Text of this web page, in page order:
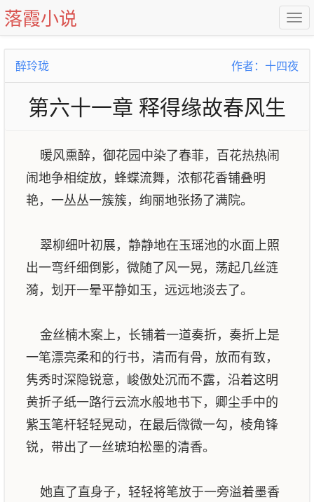
落霞小说
醉玲珑 作者：十四夜
第六十一章 释得缘故春风生
暖风熏醉，御花园中染了春菲，百花热热闹
闹地争相绽放，蜂蝶流舞，浓郁花香铺叠明
艳，一丛丛一簇簇，绚丽地张扬了满院。
翠柳细叶初展，静静地在玉瑶池的水面上照
出一弯纤细倒影，微随了风一晃，荡起几丝涟
漪，划开一晕平静如玉，远远地淡去了。
金丝楠木案上，长铺着一道奏折，奏折上是
一笔漂亮柔和的行书，清而有骨，放而有致，
隽秀时深隐锐意，峻傲处沉而不露，沿着这明
黄折子纸一路行云流水般地书下，卿尘手中的
紫玉笔杆轻轻晃动，在最后微微一勾，棱角锋
锐，带出了一丝琥珀松墨的清香。
她直了直身子，轻轻将笔放于一旁溢着墨香